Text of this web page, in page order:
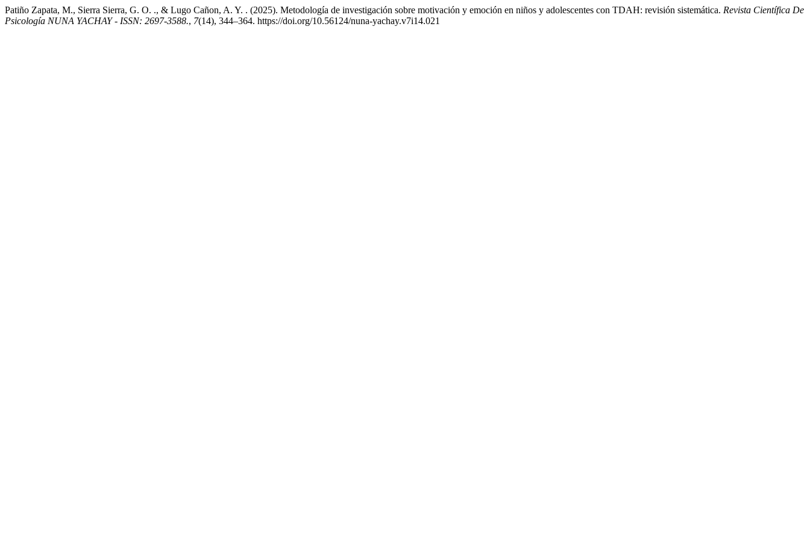
Patiño Zapata, M., Sierra Sierra, G. O. ., & Lugo Cañon, A. Y. . (2025). Metodología de investigación sobre motivación y emoción en niños y adolescentes con TDAH: revisión sistemática. Revista Científica De
Psicología NUNA YACHAY - ISSN: 2697-3588., 7(14), 344–364. https://doi.org/10.56124/nuna-yachay.v7i14.021